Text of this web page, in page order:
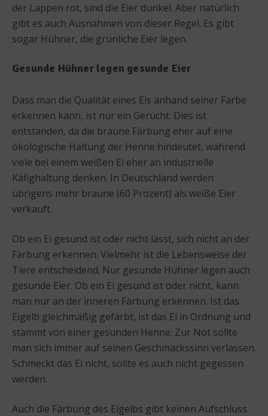
der Lappen rot, sind die Eier dunkel. Aber natürlich
gibt es auch Ausnahmen von dieser Regel. Es gibt
sogar Hühner, die grünliche Eier legen.
Gesunde Hühner legen gesunde Eier
Dass man die Qualität eines Eis anhand seiner Farbe
erkennen kann, ist nur ein Gerücht. Dies ist
entstanden, da die braune Färbung eher auf eine
ökologische Haltung der Henne hindeutet, während
viele bei einem weißen Ei eher an industrielle
Käfighaltung denken. In Deutschland werden
übrigens mehr braune (60 Prozent) als weiße Eier
verkauft.
Ob ein Ei gesund ist oder nicht lässt, sich nicht an der
Färbung erkennen. Vielmehr ist die Lebensweise der
Tiere entscheidend. Nur gesunde Hühner legen auch
gesunde Eier. Ob ein Ei gesund ist oder nicht, kann
man nur an der inneren Färbung erkennen. Ist das
Eigelb gleichmäßig gefärbt, ist das Ei in Ordnung und
stammt von einer gesunden Henne. Zur Not sollte
man sich immer auf seinen Geschmackssinn verlassen.
Schmeckt das Ei nicht, sollte es auch nicht gegessen
werden.
Auch die Färbung des Eigelbs gibt keinen Aufschluss